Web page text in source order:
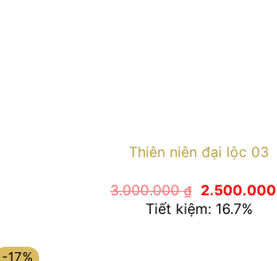
Thiên niên đại lộc 03
3.000.000₫
Giá
gốc
là:
2.500.000
Tiết kiệm: 16.7%
-17%